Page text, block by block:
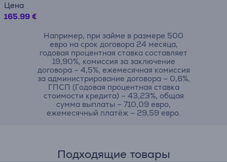
Цена
165.99 €
Например, при займе в размере 500
евро на срок договора 24 месяца,
годовая процентная ставка составляет
19,90%, комиссия за заключение
договора – 4,5%, ежемесячная комиссия
за администрирование договора – 0,6%,
ГПСП (Годовая процентная ставка
стоимости кредита) – 43,23%, общая
сумма выплаты – 710,09 евро,
ежемесячный платёж – 29,59 евро.
Подходящие товары